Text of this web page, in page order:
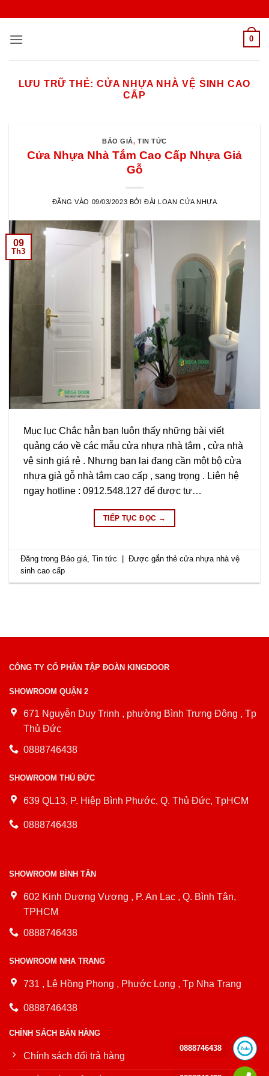
nội
0
LƯU TRỮ THẺ:CỬA NHỰA NHÀ VỆ SINH CAO
CẤP
BÁO GIÁ,TIN TỨC
Cửa Nhựa Nhà Tắm Cao Cấp Nhựa Giả
Gỗ
ĐĂNG VÀO 09/03/2023 BỞI ĐÀI LOAN CỬA NHỰA
09
Th3
Mục lục Chắc hẳn bạn luôn thấy những bài viết
quảng cáo về các mẫu cửa nhựa nhà tắm , cửa nhà
vệ sinh giá rẻ . Nhưng bạn lại đang cần một bộ cửa
nhựa giả gỗ nhà tắm cao cấp , sang trọng . Liên hệ
ngay hotline : 0912.548.127 để được tư…
TIẾP TỤC ĐỌC →
Đăng trong Báo giá ,Tin tức Được gắn thẻcửa nhựa nhà vệ
sinh cao cấp
CÔNG TY CỔ PHẦN TẬP ĐOÀN KINGDOOR
SHOWROOM QUẬN 2
671 Nguyễn Duy Trinh , phường Bình Trưng Đông , Tp
Thủ Đức
0888746438
SHOWROOM THỦ ĐỨC
639 QL13, P. Hiệp Bình Phước, Q. Thủ Đức, TpHCM
0888746438
SHOWROOM BÌNH TÂN
602 Kinh Dương Vương , P. An Lạc , Q. Bình Tân,
TPHCM
0888746438
SHOWROOM NHA TRANG
731 , Lê Hồng Phong , Phước Long , Tp Nha Trang
0888746438
CHÍNH SÁCH BÁN HÀNG
Chính sách đổi trả hàng
0888746438